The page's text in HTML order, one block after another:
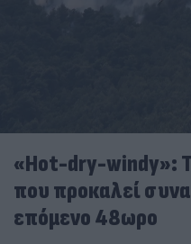
«Hot-dry-windy»:
που προκαλεί
επόμενο 48ωρο